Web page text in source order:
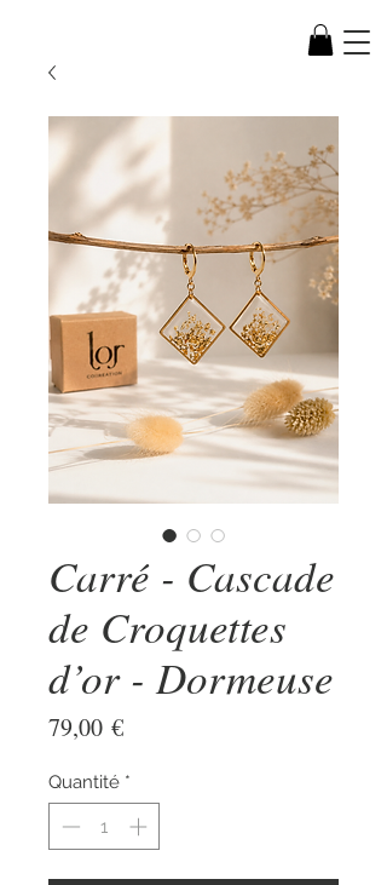
Carré - Cascade
de Croquettes
d’or - Dormeuse
79,00 €Prix
Quantité *